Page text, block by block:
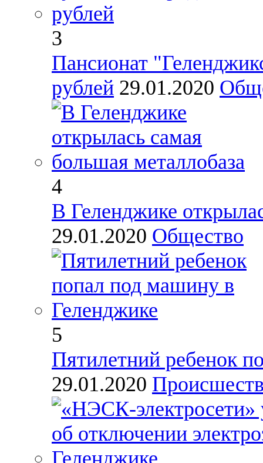
3
Пансионат
рублей 29.01.2020
4
В Геленджике
29.01.2020 Общество
5
Пятилетний ребенок
29.01.2020